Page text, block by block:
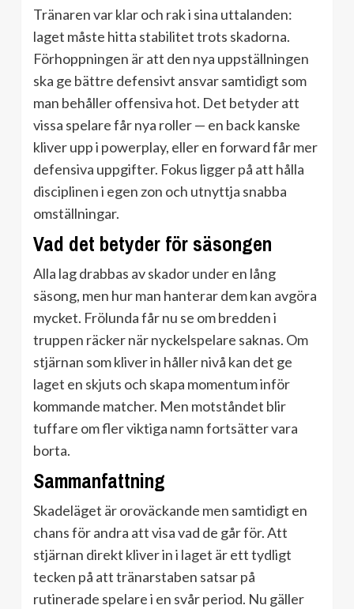
Tränaren var klar och rak i sina uttalanden:
laget måste hitta stabilitet trots skadorna.
Förhoppningen är att den nya uppställningen
ska ge bättre defensivt ansvar samtidigt som
man behåller offensiva hot. Det betyder att
vissa spelare får nya roller — en back kanske
kliver upp i powerplay, eller en forward får mer
defensiva uppgifter. Fokus ligger på att hålla
disciplinen i egen zon och utnyttja snabba
omställningar.
Vad det betyder för säsongen
Alla lag drabbas av skador under en lång
säsong, men hur man hanterar dem kan avgöra
mycket. Frölunda får nu se om bredden i
truppen räcker när nyckelspelare saknas. Om
stjärnan som kliver in håller nivå kan det ge
laget en skjuts och skapa momentum inför
kommande matcher. Men motståndet blir
tuffare om fler viktiga namn fortsätter vara
borta.
Sammanfattning
Skadeläget är oroväckande men samtidigt en
chans för andra att visa vad de går för. Att
stjärnan direkt kliver in i laget är ett tydligt
tecken på att tränarstaben satsar på
rutinerade spelare i en svår period. Nu gäller